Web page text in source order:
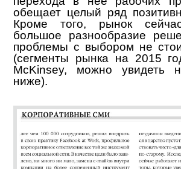
обещает целый ряд
Кроме того, рынок
большое разнообразие
проблемы с выбором не
(сегменты рынка на 2015
McKinsey, можно увидеть
ниже).